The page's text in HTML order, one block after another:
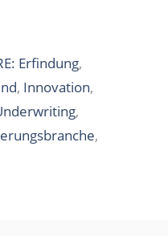
Erfindung,
, Innovation,
,
,